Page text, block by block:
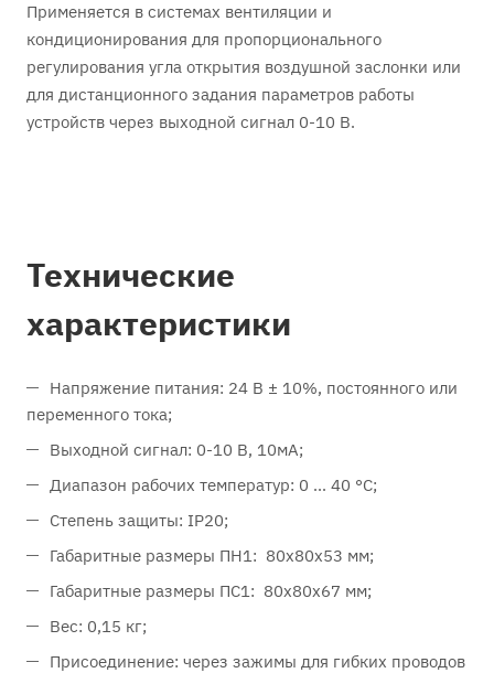
Применяется в системах вентиляции и
кондиционирования для пропорционального
регулирования угла открытия воздушной заслонки или
для дистанционного задания параметров работы
устройств через выходной сигнал 0-10 В.
Технические
характеристики
Напряжение питания: 24 В ± 10%, постоянного или
переменного тока;
Выходной сигнал: 0-10 В, 10мА;
Диапазон рабочих температур: 0 ... 40 °С;
Степень защиты: IP20;
Габаритные размеры ПН1: 80х80х53 мм;
Габаритные размеры ПС1: 80х80х67 мм;
Вес: 0,15 кг;
Присоединение: через зажимы для гибких проводов